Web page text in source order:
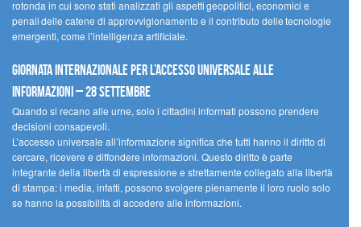
rotonda in cui sono stati analizzati gli aspetti geopolitici, economici e
penali delle catene di approvvigionamento e il contributo delle tecnologie
emergenti, come l’intelligenza artificiale.
Giornata internazionale per l’accesso universale alle
informazioni – 28 settembre
Quando si recano alle urne, solo i cittadini informati possono prendere
decisioni consapevoli.
L’accesso universale all’informazione significa che tutti hanno il diritto di
cercare, ricevere e diffondere informazioni. Questo diritto è parte
integrante della libertà di espressione e strettamente collegato alla libertà
di stampa: i media, infatti, possono svolgere pienamente il loro ruolo solo
se hanno la possibilità di accedere alle informazioni.